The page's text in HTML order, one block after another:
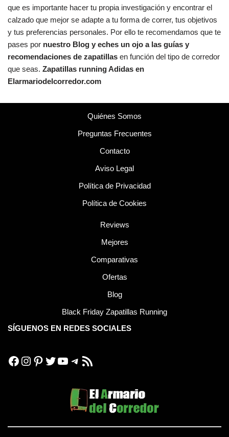
que es importante hacer tu propia investigación y encontrar el
calzado que mejor se adapte a tu forma de correr, tus objetivos
y tus preferencias personales. Por ello te recomendamos que te
pases por nuestro Blog y eches un ojo a las guías y
recomendaciones de zapatillas en función del tipo de corredor
que seas. Zapatillas running Adidas en
Elarmariodelcorredor.com
Quiénes Somos
Preguntas Frecuentes
Contacto
Aviso Legal
Política de Privacidad
Política de Cookies
Reviews
Mejores
Comparativas
Ofertas
Blog
Black Friday Zapatillas Running
SÍGUENOS EN REDES SOCIALES